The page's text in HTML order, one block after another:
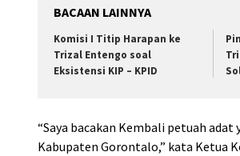
BACAAN LAINNYA
Komisi I Titip Harapan ke
Trizal Entengo soal
Eksistensi KIP – KPID
“Saya bacakan Kembali petuah
Kabupaten Gorontalo,” kata Ketua